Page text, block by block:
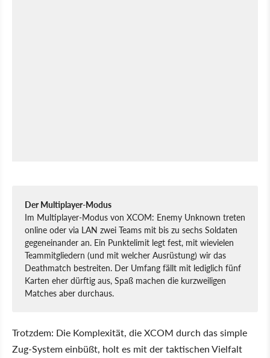
Der Multiplayer-Modus
Im Multiplayer-Modus von XCOM: Enemy Unknown treten
online oder via LAN zwei Teams mit bis zu sechs Soldaten
gegeneinander an. Ein Punktelimit legt fest, mit wievielen
Teammitgliedern (und mit welcher Ausrüstung) wir das
Deathmatch bestreiten. Der Umfang fällt mit lediglich fünf
Karten eher dürftig aus, Spaß machen die kurzweiligen
Matches aber durchaus.
Trotzdem: Die Komplexität, die XCOM durch das simple
Zug-System einbüßt, holt es mit der taktischen Vielfalt